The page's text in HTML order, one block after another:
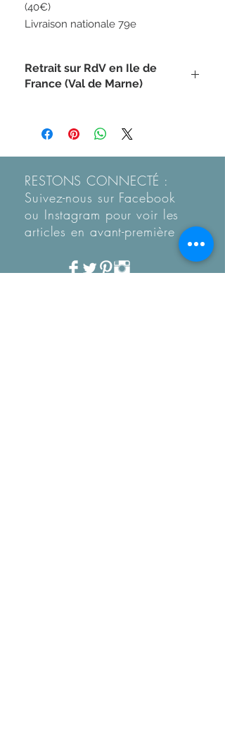
(40€)
Livraison nationale 79e
Retrait sur RdV en Ile de
France (Val de Marne)
RESTONS CONNECTÉ :
Suivez-nous sur Facebook
ou Instagram pour voir les
articles en avant-première